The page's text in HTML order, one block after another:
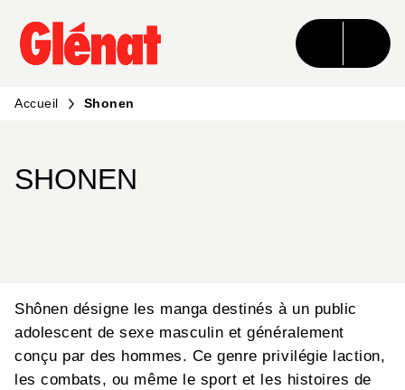
MENU RECHERCHE CONTENU
PIED DE PAGE
Accueil Shonen
SHONEN
Shônen désigne les manga destinés à un public
adolescent de sexe masculin et généralement
conçu par des hommes. Ce genre privilégie laction,
les combats, ou même le sport et les histoires de